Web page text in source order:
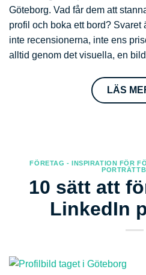
Göteborg. Vad får dem att
profil och boka ett bord? Svaret
inte recensionerna, inte ens
alltid genom det visuella, en
LÄS
FÖRETAG - INSPIRATION FÖR
10 sätt att
LinkedIn